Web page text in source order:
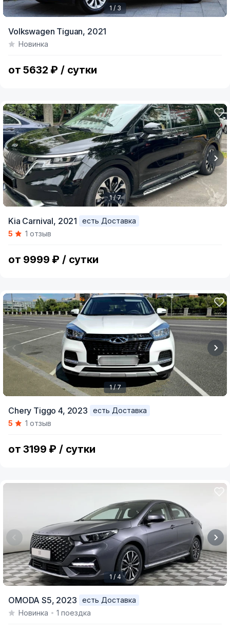
of
1 / 3
Volkswagen Tiguan, 2021
Новинка
от 5632 ₽ / сутки
of
1 / 7
Kia Carnival, 2021
есть Доставка
5
1 отзыв
от 9999 ₽ / сутки
of
1 / 7
Chery Tiggo 4, 2023
есть Доставка
5
1 отзыв
от 3199 ₽ / сутки
of
1 / 4
OMODA S5, 2023
есть Доставка
Новинка
1 поездка